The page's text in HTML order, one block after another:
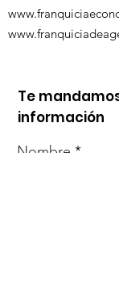
Te
información
Nombre